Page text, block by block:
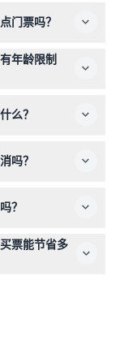
效期为30天，
门票吗？
您可以在本网站
年龄限制
么？
吗？
？
，您可以分多
票能节省多